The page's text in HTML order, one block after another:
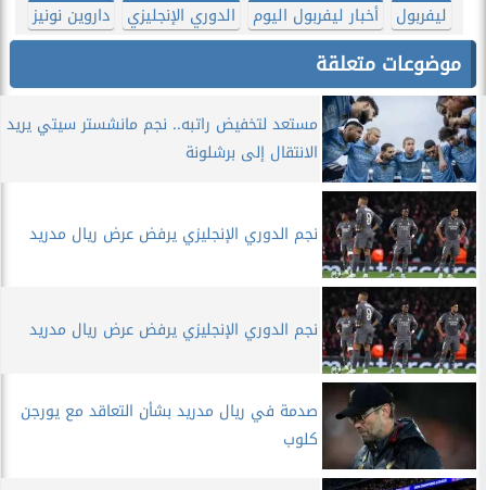
ليفربول أخبار ليفربول اليوم الدوري الإنجليزي داروين نونيز
موضوعات متعلقة
مستعد لتخفيض راتبه.. نجم مانشستر سيتي يريد
الانتقال إلى برشلونة
نجم الدوري الإنجليزي يرفض عرض ريال مدريد
نجم الدوري الإنجليزي يرفض عرض ريال مدريد
صدمة في ريال مدريد بشأن التعاقد مع يورجن
كلوب